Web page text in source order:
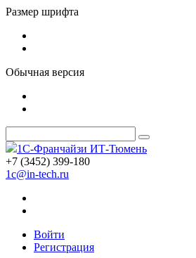
Размер шрифта
Обычная версия
1С-Франчайзи ИТ-Тюмень
+7 (3452) 399-180
1c@in-tech.ru
Войти
Регистрация